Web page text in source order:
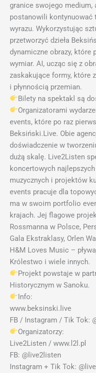
granice swojego medium,
postanowili kontynuować
wyrazu. Wykorzystując
przetworzyć dzieła
dynamiczne obrazy, które
wymiar. AI, ucząc się z
zaskakujące formy, które
i płynnością przemian.
Bilety na spektakl są
Organizatorami
events, które po raz
Beksiński.Live. Obie
doświadczenie w
dużą skalę. Live2Listen
koncertowych
muzycznych i projektów
events pracuje dla
ma w swoim portfolio
krajach. Jej flagowe
Rossmanna w Polsce,
Gala Ekstraklasy, Orlen
H&M Loves Music –
Królestwo i wiele innych.
Projekt powstaje w
Historycznym w Sanoku.
Info:
www.beksinski.live
FB / Instagram / Tik Tok:
Organizatorzy:
Live2Listen / www.l2l.pl
FB: @live2listen
Instagram + Tik Tok: